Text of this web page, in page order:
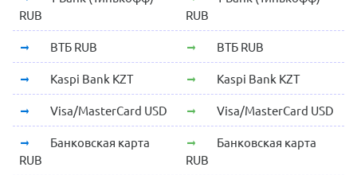
RUB
RUB
ВТБ RUB ВТБ RUB
Kaspi Bank KZT Kaspi Bank KZT
Visa/MasterCard USD Visa/MasterCard USD
Банковская карта
RUB
Банковская карта
RUB